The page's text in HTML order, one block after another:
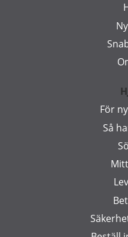
För
Så